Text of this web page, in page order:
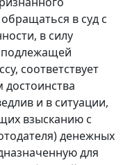
в суд с
в силу
подлежащей
соответствует
и в ситуации,
взысканию с
денежных
для